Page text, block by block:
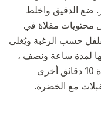
ضع الدقيق واخلط
لمدة 2-3 دقائق. نقل محتويات مقلاة في
حسب الرغبة ويُغلى
لمدة ساعة ونصف ،
حتى ينضج اللحم. يضاف الفول ويغلي لمدة 10 دقائق أخرى
مع الخضرة.